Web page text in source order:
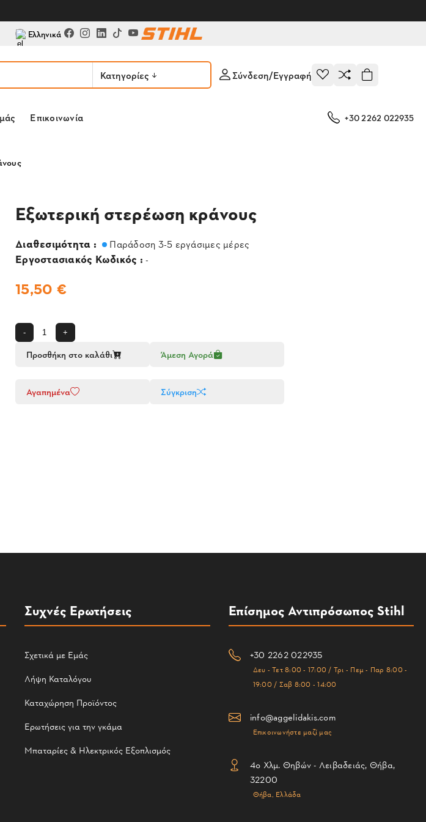
Ελληνικά
Κατηγορίες Σύνδεση/Εγγραφή
Επικοινωνία +30 2262 022935
Εξωτερική στερέωση κράνους
Διαθεσιμότητα : Παράδοση 3-5 εργάσιμες μέρες
Εργοστασιακός Κωδικός : -
15,50 €
- +
Προσθήκη στο καλάθι Άμεση Αγορά
Αγαπημένα Σύγκριση
Συχνές Ερωτήσεις
Σχετικά με Εμάς
Λήψη Καταλόγου
Καταχώρηση Προϊόντος
Ερωτήσεις για την γκάμα
Μπαταρίες & Ηλεκτρικός Εξοπλισμός
Επίσημος Αντιπρόσωπος Stihl
+30 2262 022935
Δευ - Τετ 8:00 - 17:00 / Τρι - Πεμ - Παρ 8:00 -
19:00 / Σαβ 8:00 - 14:00
info@aggelidakis.com
Επικοινωνήστε μαζί μας
4ο Χλμ. Θηβών - Λειβαδειάς, Θήβα,
32200
Θήβα, Ελλάδα